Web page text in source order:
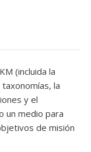
(incluida la
la
y el
un medio para
de misión